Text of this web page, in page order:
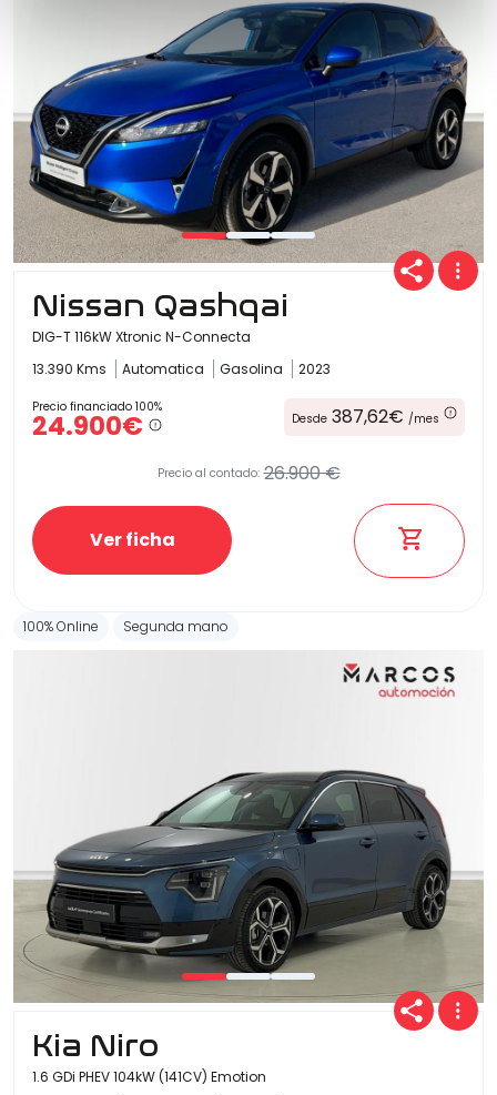
Nissan Qashqai
DIG-T 116kW Xtronic N-Connecta
13.390 Kms
Automatica Gasolina 2023
Precio financiado 100%
24.900€ Desde 387,62€ /mes
Precio al contado: 26.900 €
Ver ficha
100% Online Segunda mano
Kia Niro
1.6 GDi PHEV 104kW (141CV) Emotion